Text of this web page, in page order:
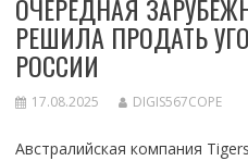
ОЧЕРЕДНАЯ
РЕШИЛА ПРОДАТЬ
РОССИИ
17.08.2025 DIGIS567COPE
Австралийская компания